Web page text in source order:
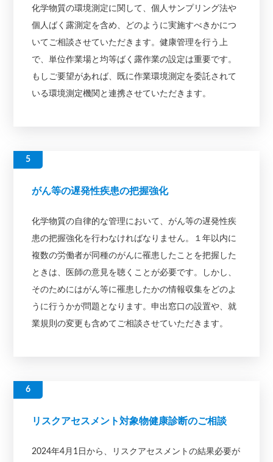
化学物質の環境測定に関して、個人サンプリング法や
個人ばく露測定を含め、どのように実施すべきかにつ
いてご相談させていただきます。健康管理を行う上
で、単位作業場と均等ばく露作業の設定は重要です。
もしご要望があれば、既に作業環境測定を委託されて
いる環境測定機関と連携させていただきます。
がん等の遅発性疾患の把握強化
化学物質の自律的な管理において、がん等の遅発性疾
患の把握強化を行わなければなりません。１年以内に
複数の労働者が同種のがんに罹患したことを把握した
ときは、医師の意見を聴くことが必要です。しかし、
そのためにはがん等に罹患したかの情報収集をどのよ
うに行うかが問題となります。申出窓口の設置や、就
業規則の変更も含めてご相談させていただきます。
リスクアセスメント対象物健康診断のご相談
2024年4月1日から、リスクアセスメントの結果必要が